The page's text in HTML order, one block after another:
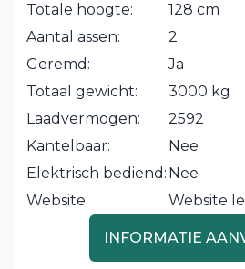
Totale hoogte:
128 cm
Aantal assen:
2
Geremd:
Ja
Totaal gewicht:
3000 kg
Laadvermogen:
2592
Kantelbaar:
Nee
Elektrisch bediend: Nee
Website:
Website
INFORMATIE